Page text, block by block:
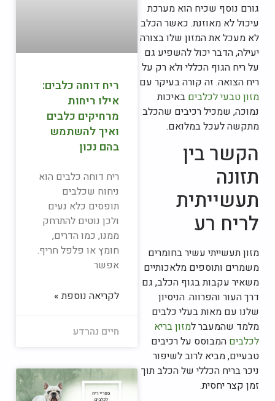
גורם נוסף שכיח הוא מערכת
עיכול לא מאוזנת. כאשר הכלב
לא מעכל את המזון שלו בצורה
יעילה, הדבר יכול להשפיע גם
על ריח הגוף הכללי ולא רק על
ריח הצואה. זה קורה בעיקר עם
מזון טבעי לכלבים באיכות
נמוכה, שמכיל רכיבים שהכלב
מתקשה לעכל במלואם.
הקשר בין
תזונה
תעשייתית
לריח רע
מזון תעשייתי עשיר בחומרים
משמרים ותוספים מלאכותיים
משאיר עקבות בגוף הכלב, גם
דרך העור והפרווה. הניסיון
שלנו עם מאות בעלי כלבים
מלמד שהמעבר למזון בריא
לכלבים המבוסס על רכיבים
טבעיים, מביא לרוב לשיפור
ניכר בריח הכללי של הכלב תוך
זמן קצר יחסית.
ריח דוחה כלבים:
אילו ריחות
מרחיקים כלבים
ואיך להשתמש
בהם נכון
ריח דוחה כלבים הוא
ניחוח שכלבים
תופסים כלא נעים
ולכן נוטים להתרחק
ממנו, כמו הדרים,
חומץ או פלפל חריף.
אפשר
לקריאה נוספת »
חיים נהרדע